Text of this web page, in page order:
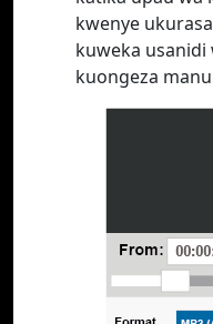
kwenye
kuweka
kuongeza